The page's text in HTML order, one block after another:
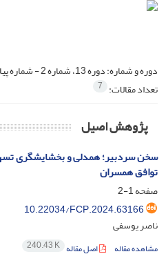
دوره و شماره:دوره 13، شماره 2 - شماره پیاپی 36، مهر 1402، صفحه 1-300
تعداد مقالات: 7
پژوهش اصیل
سخن سردبیر؛ همدلی و بخشایشگری
توافق همسران
صفحه1-2
10.22034/FCP.2024.63166
ناصر یوسفی
مشاهده مقاله اصل مقاله 240.43 K